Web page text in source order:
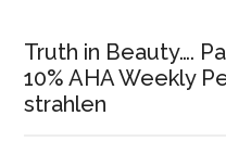
Truth in Beauty….
10% AHA Weekly
strahlen